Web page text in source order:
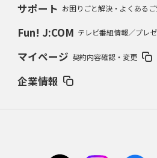
サポート お困りごと解決・よくある
Fun! J:COM テレビ番組情報／プレ
マイページ 契約内容確認・変更
企業情報